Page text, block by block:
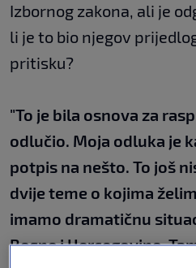
Izbornog zakona, ali je
li je to bio njegov
pritisku?
"To je bila osnova za
odlučio. Moja odluka je
potpis na nešto. To još
dvije teme o kojima
imamo dramatičnu
Bosne i Hercegovine.